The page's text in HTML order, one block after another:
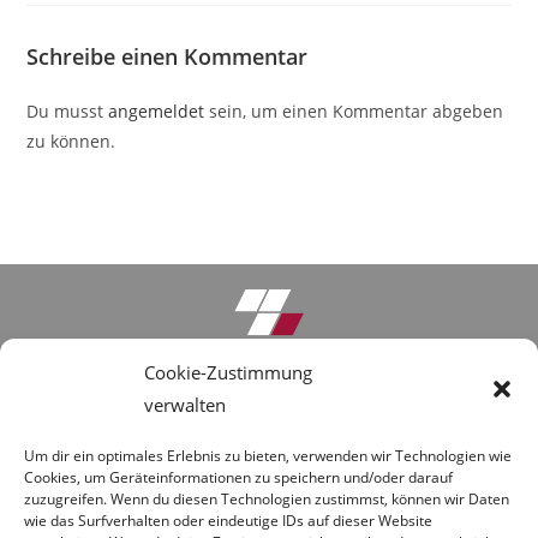
Cookie-Zustimmung
verwalten
Um dir ein optimales Erlebnis zu bieten, verwenden wir Technologien wie
Cookies, um Geräteinformationen zu speichern und/oder darauf
zuzugreifen. Wenn du diesen Technologien zustimmst, können wir Daten
wie das Surfverhalten oder eindeutige IDs auf dieser Website
Schreibe einen Kommentar
Du musstangemeldet sein, um einen Kommentar abgeben
zu können.
Anfrage-Formular
Downloads
About Us